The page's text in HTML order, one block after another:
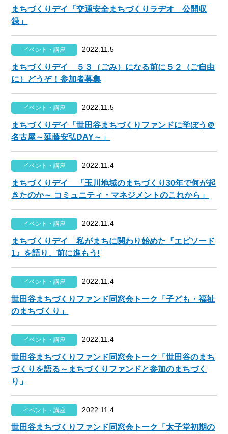
まちづくりデイ「交通安全まちづくりラヂオ 公開収
録」
イベント・講座 2022.11.5
まちづくりデイ ５３（ごみ）になる前に５２（ご自由
に）どうぞ！参加者募集
イベント・講座 2022.11.5
まちづくりデイ「世田谷まちづくりファンドに学ぼう＠
名古屋～延藤安弘DAY～」
イベント・講座 2022.11.4
まちづくりデイ 「玉川地域のまちづくり30年で何が起
きたのか～ コミュニティ・マネジメントのこれから」
イベント・講座 2022.11.4
まちづくりデイ 私がまちに関わり始めた『エピソード
1』を語り、前に進もう!
イベント・講座 2022.11.4
世田谷まちづくりファンド同窓会トーク「子ども・福祉
のまちづくり」
イベント・講座 2022.11.4
世田谷まちづくりファンド同窓会トーク「世田谷のまち
づくりを語る～まちづくりファンドと参加のまちづく
り」
イベント・講座 2022.11.4
世田谷まちづくりファンド同窓会トーク「太子堂初期の